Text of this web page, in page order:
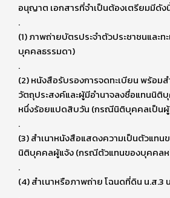
อนุญาต เอกสารที่จำเป็นต้องเตรียมมีดัง
.
(1) ภาพถ่ายบัตรประจำตัวประชาชนและ
บุคคลธรรมดา)
.
(2) หนังสือรับรองการจดทะเบียน พร้อมส
วัตถุประสงค์และผู้มีอำนาจลงชื่อแทนนิติ
หนึ่งร้อยแปดสิบวัน (กรณีนิติบุคคลเป็นผู้
.
(3) สำเนาหนังสือแสดงความเป็นตัวแท
นิติบุคคลผู้แจ้ง (กรณีตัวแทนของบุคคล
.
(4) สำเนาหรือภาพถ่าย โฉนดที่ดิน น.ส.3